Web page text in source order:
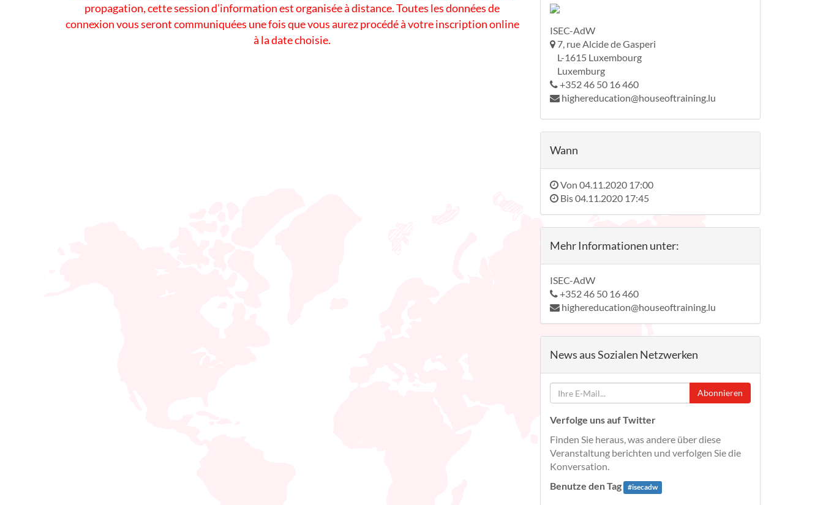
propagation, cette session d’information est organisée à distance. Toutes les données de
connexion vous seront communiquées une fois que vous aurez procédé à votre inscription online
à la date choisie.
ISEC-AdW
7, rue Alcide de Gasperi
L-1615 Luxembourg
Luxemburg
+352 46 50 16 460
highereducation@houseoftraining.lu
Wann
Von 04.11.2020 17:00
Bis04.11.2020 17:45
Mehr Informationen unter:
ISEC-AdW
+352 46 50 16 460
highereducation@houseoftraining.lu
News aus Sozialen Netzwerken
Abonnieren
Verfolge uns auf Twitter
Finden Sie heraus, was andere über diese
Veranstaltung berichten und verfolgen Sie die
Konversation.
Benutze den Tag
#isecadw